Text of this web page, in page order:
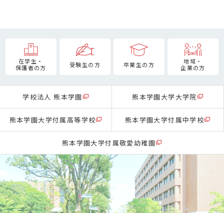
在学生・
保護者の方
受験生の方 卒業生の方
地域・
企業の方
学校法人 熊本学園 熊本学園大学大学院
熊本学園大学付属高等学校 熊本学園大学付属中学校
熊本学園大学付属敬愛幼稚園